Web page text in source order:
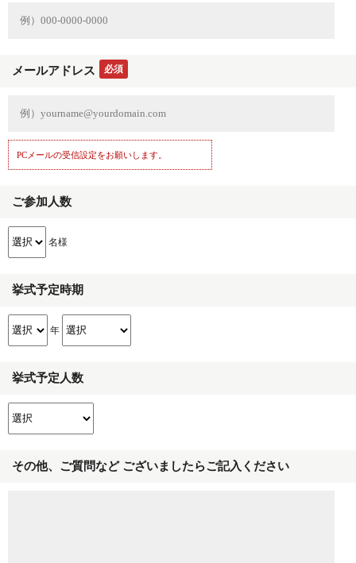
メールアドレス 必須
PCメールの受信設定をお願いします。
ご参加人数
名様
挙式予定時期
年
挙式予定人数
その他、ご質問など ございましたらご記入ください